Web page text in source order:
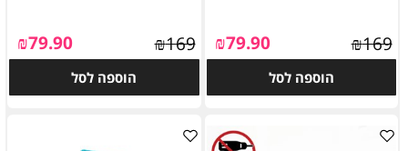
₪169
₪79.90
הוספה לסל
₪169
₪79.90
הוספה לסל